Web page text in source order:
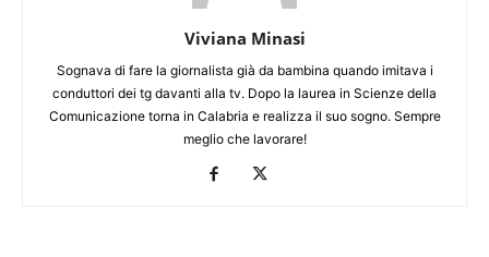
Viviana Minasi
Sognava di fare la giornalista già da bambina quando imitava i
conduttori dei tg davanti alla tv. Dopo la laurea in Scienze della
Comunicazione torna in Calabria e realizza il suo sogno. Sempre
meglio che lavorare!